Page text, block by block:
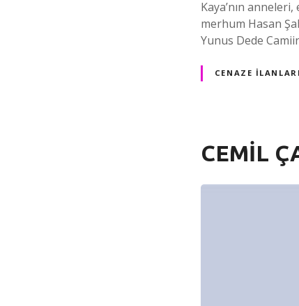
Kaya’nın
merhum Hasan
Yunus Dede
CENAZE İLANLARI
CEMİL